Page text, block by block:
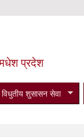
मधेश प्रदेश
विधुतीय शुसासन सेवा